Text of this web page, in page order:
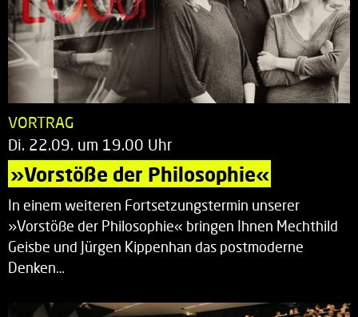
VORTRAG
Di. 22.09. um 19.00 Uhr
»Vorstöße der Philosophie«
In einem weiteren Fortsetzungstermin unserer
»Vorstöße der Philosophie« bringen Ihnen Mechthild
Geisbe und Jürgen Kippenhan das postmoderne
Denken…